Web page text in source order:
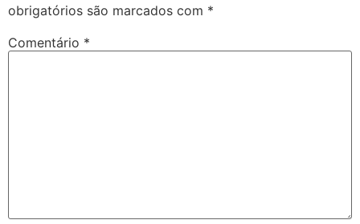
obrigatórios são marcados com *
Comentário *